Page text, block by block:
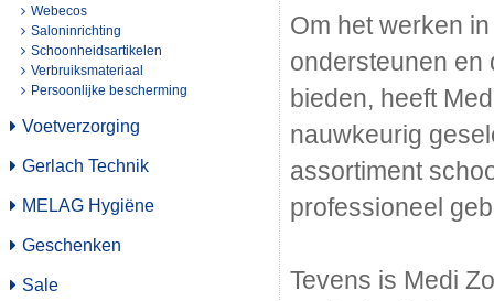
Webecos
Saloninrichting
Schoonheidsartikelen
Verbruiksmateriaal
Persoonlijke bescherming
Voetverzorging
Gerlach Technik
MELAG Hygiëne
Geschenken
Sale
Om het werken
ondersteunen en
bieden, heeft
nauwkeurig
assortiment
professioneel
Tevens is Medi